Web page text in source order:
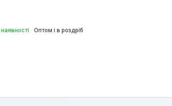
наявності Оптом і в роздріб